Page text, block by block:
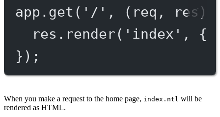
app. get ( '/' , ( req , res)
res. render( 'index' , {
});
When you make a request to the home page, index.ntl will be
rendered as HTML.